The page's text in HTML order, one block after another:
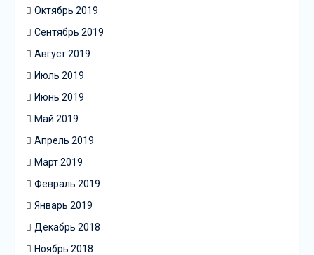
Октябрь 2019
Сентябрь 2019
Август 2019
Июль 2019
Июнь 2019
Май 2019
Апрель 2019
Март 2019
Февраль 2019
Январь 2019
Декабрь 2018
Ноябрь 2018